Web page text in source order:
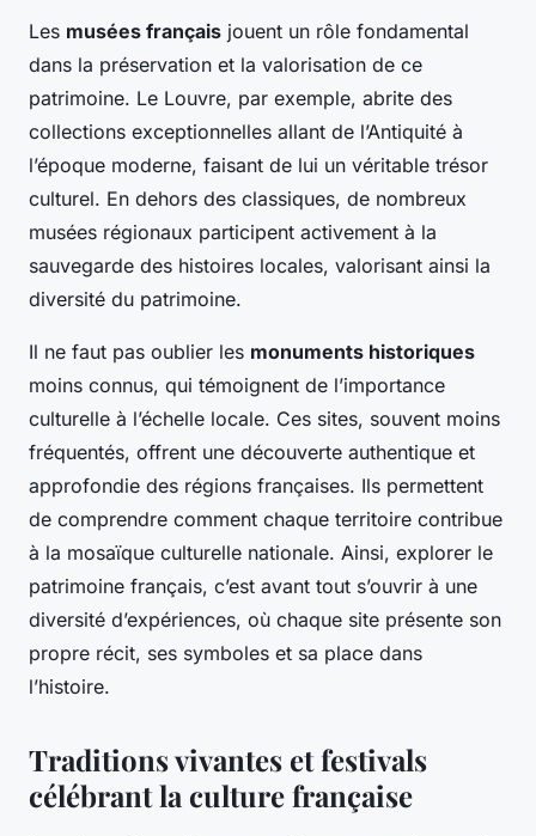
Les musées français jouent un rôle fondamental
dans la préservation et la valorisation de ce
patrimoine. Le Louvre, par exemple, abrite des
collections exceptionnelles allant de l’Antiquité à
l’époque moderne, faisant de lui un véritable trésor
culturel. En dehors des classiques, de nombreux
musées régionaux participent activement à la
sauvegarde des histoires locales, valorisant ainsi la
diversité du patrimoine.
Il ne faut pas oublier les monuments historiques
moins connus, qui témoignent de l’importance
culturelle à l’échelle locale. Ces sites, souvent moins
fréquentés, offrent une découverte authentique et
approfondie des régions françaises. Ils permettent
de comprendre comment chaque territoire contribue
à la mosaïque culturelle nationale. Ainsi, explorer le
patrimoine français, c’est avant tout s’ouvrir à une
diversité d’expériences, où chaque site présente son
propre récit, ses symboles et sa place dans
l’histoire.
Traditions vivantes et festivals
célébrant la culture française